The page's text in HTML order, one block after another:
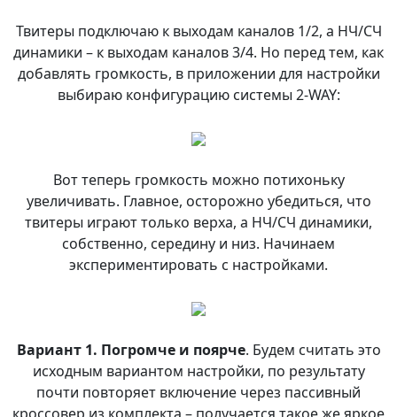
Твитеры подключаю к выходам каналов 1/2, а НЧ/СЧ
динамики – к выходам каналов 3/4. Но перед тем, как
добавлять громкость, в приложении для настройки
выбираю конфигурацию системы 2-WAY:
Вот теперь громкость можно потихоньку
увеличивать. Главное, осторожно убедиться, что
твитеры играют только верха, а НЧ/СЧ динамики,
собственно, середину и низ. Начинаем
экспериментировать с настройками.
Вариант 1. Погромче и поярче. Будем считать это
исходным вариантом настройки, по результату
почти повторяет включение через пассивный